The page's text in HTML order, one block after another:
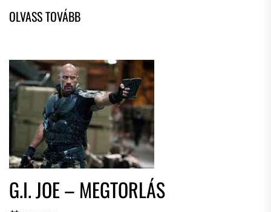
G.I. JOE – MEGTORLÁS